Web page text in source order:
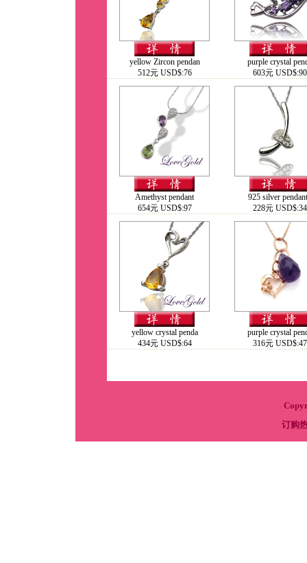
yellow Zircon pendan
512元 USD$:76
purple crystal
603元 USD$:90
Amethyst pendant
654元 USD$:97
925 silver
228元 USD$:34
yellow crystal penda
434元 USD$:64
purple crystal
316元 USD$:47
订购